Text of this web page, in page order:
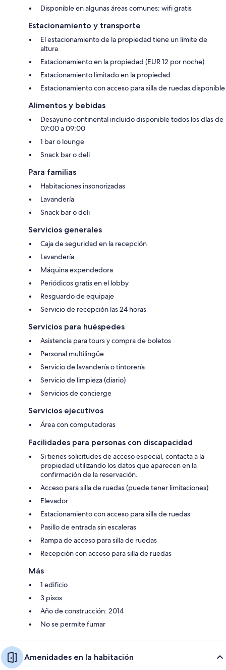
Disponible en algunas áreas comunes: wifi gratis
Estacionamiento y transporte
El estacionamiento de la propiedad tiene un límite de
altura
Estacionamiento en la propiedad (EUR 12 por noche)
Estacionamiento limitado en la propiedad
Estacionamiento con acceso para silla de ruedas disponible
Alimentos y bebidas
Desayuno continental incluido disponible todos los días de
07:00 a 09:00
1 bar o lounge
Snack bar o deli
Para familias
Habitaciones insonorizadas
Lavandería
Snack bar o deli
Servicios generales
Caja de seguridad en la recepción
Lavandería
Máquina expendedora
Periódicos gratis en el lobby
Resguardo de equipaje
Servicio de recepción las 24 horas
Servicios para huéspedes
Asistencia para tours y compra de boletos
Personal multilingüe
Servicio de lavandería o tintorería
Servicio de limpieza (diario)
Servicios de concierge
Servicios ejecutivos
Área con computadoras
Facilidades para personas con discapacidad
Si tienes solicitudes de acceso especial, contacta a la
propiedad utilizando los datos que aparecen en la
confirmación de la reservación.
Acceso para silla de ruedas (puede tener limitaciones)
Elevador
Estacionamiento con acceso para silla de ruedas
Pasillo de entrada sin escaleras
Rampa de acceso para silla de ruedas
Recepción con acceso para silla de ruedas
Más
1 edificio
3 pisos
Año de construcción: 2014
No se permite fumar
Amenidades en la habitación